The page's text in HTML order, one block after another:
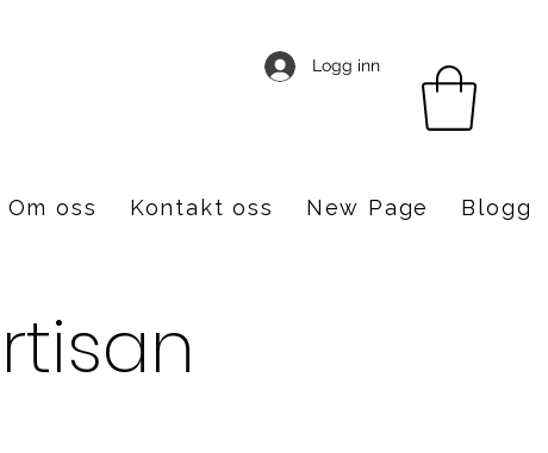
Logg inn
Om oss Kontakt oss New Page Blogg